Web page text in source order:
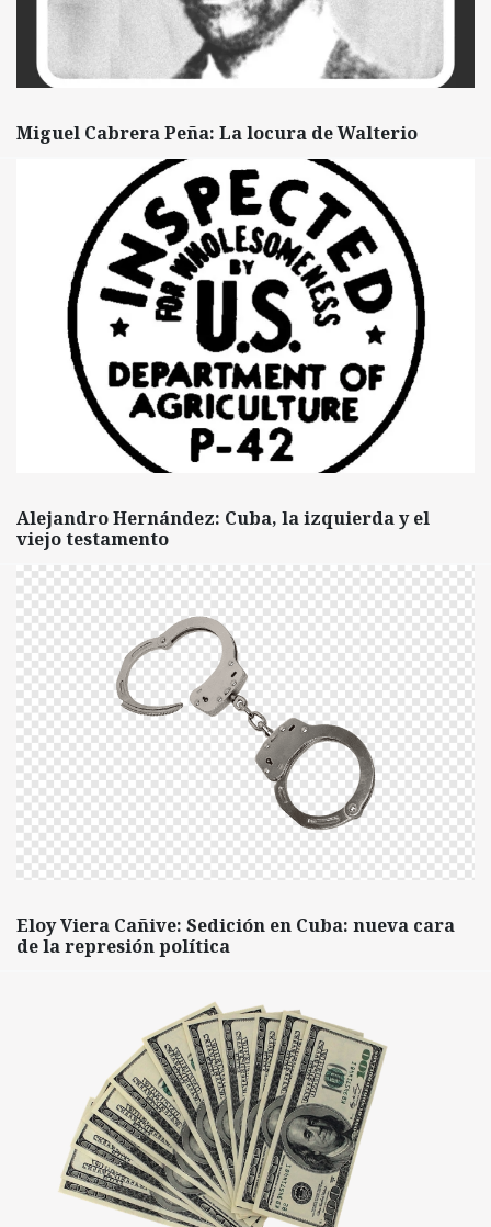
Miguel Cabrera Peña: La locura de Walterio
Alejandro Hernández: Cuba, la izquierda y el
viejo testamento
Eloy Viera Cañive: Sedición en Cuba: nueva cara
de la represión política